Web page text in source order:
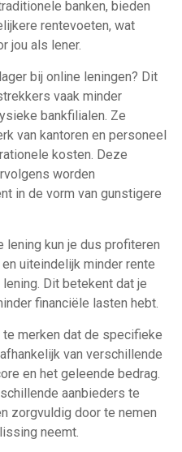
banken, bieden
rentevoeten, wat
jou als lener.
bij online leningen? Dit
vaak minder
bankfilialen. Ze
van kantoren en personeel
kosten. Deze
worden
in de vorm van gunstigere
lening kun je dus profiteren
uiteindelijk minder rente
Dit betekent dat je
financiële lasten hebt.
merken dat de specifieke
van verschillende
en het geleende bedrag.
aanbieders te
zorgvuldig door te nemen
neemt.